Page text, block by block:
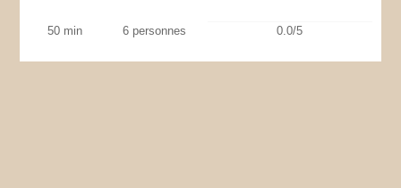
50 min 6 personnes 0.0/5